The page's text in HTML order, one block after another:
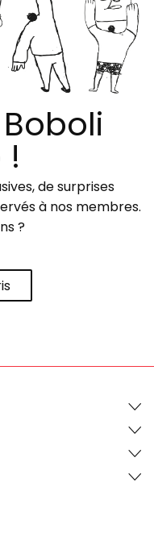
de surprises
à nos membres.
?